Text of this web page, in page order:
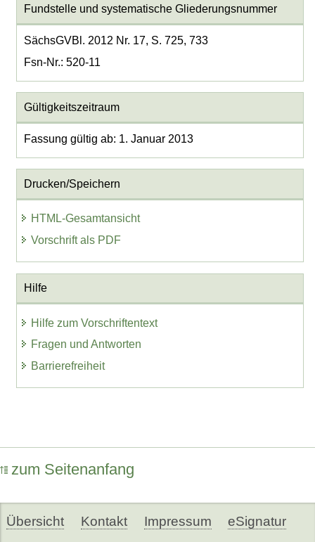
Fundstelle und systematische Gliederungsnummer
SächsGVBl. 2012 Nr. 17, S. 725, 733
Fsn-Nr.: 520-11
Gültigkeitszeitraum
Fassung gültig ab: 1. Januar 2013
Drucken/Speichern
HTML-Gesamtansicht
Vorschrift als PDF
Hilfe
Hilfe zum Vorschriftentext
Fragen und Antworten
Barrierefreiheit
zum Seitenanfang
Übersicht Kontakt Impressum eSignatur